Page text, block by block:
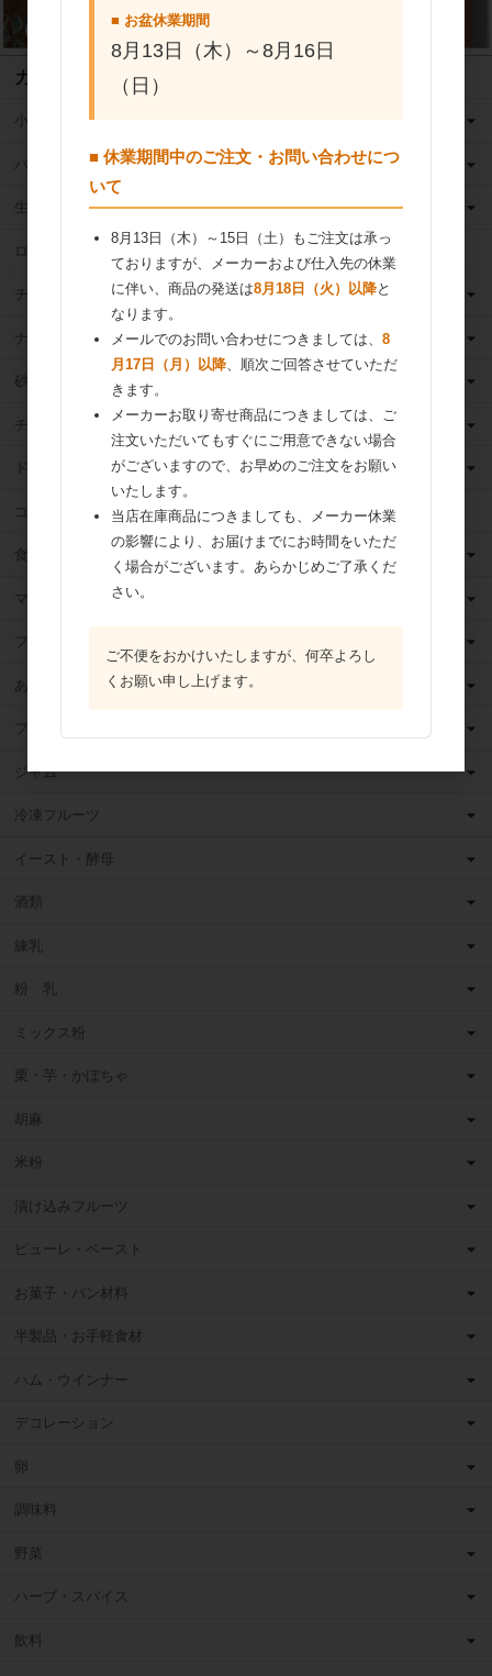
カテゴリ
小麦粉
バター
生クリーム
ロングライフ牛乳
チーズ
ナッツ
砂糖
チョコレート
ドライフルーツ
食用油
マーガリン
フィリング
あんこ
フルーツ（果物）缶詰
ジャム
冷凍フルーツ
イースト・酵母
酒類
練乳
粉 乳
ミックス粉
栗・芋・かぼちゃ
胡麻
米粉
漬け込みフルーツ
ピューレ・ペースト
お菓子・パン材料
半製品・お手軽食材
ハム・ウインナー
デコレーション
卵
調味料
野菜
ハーブ・スパイス
飲料
■ お盆休業期間
8月13日（木）～8月16日
（日）
■ 休業期間中のご注文・お問い合わせにつ
いて
8月13日（木）～15日（土）もご注文は承っ
ておりますが、メーカーおよび仕入先の休業
に伴い、商品の発送は8月18日（火）以降と
なります。
メールでのお問い合わせにつきましては、 8
月17日（月）以降、順次ご回答させていただ
きます。
メーカーお取り寄せ商品につきましては、ご
注文いただいてもすぐにご用意できない場合
がございますので、お早めのご注文をお願い
いたします。
当店在庫商品につきましても、メーカー休業
の影響により、お届けまでにお時間をいただ
く場合がございます。あらかじめご了承くだ
さい。
ご不便をおかけいたしますが、何卒よろし
くお願い申し上げます。